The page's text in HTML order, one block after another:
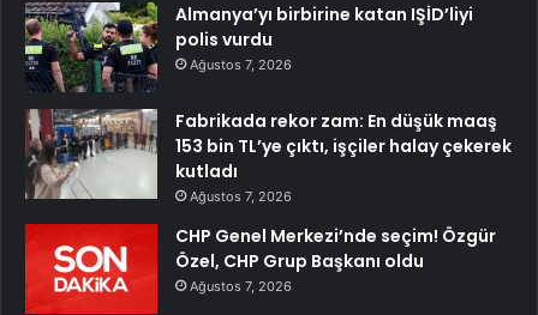
Almanya’yı birbirine katan IŞİD’liyi
polis vurdu
Ağustos 7, 2026
Fabrikada rekor zam: En düşük maaş
153 bin TL’ye çıktı, işçiler halay çekerek
kutladı
Ağustos 7, 2026
CHP Genel Merkezi’nde seçim! Özgür
Özel, CHP Grup Başkanı oldu
Ağustos 7, 2026